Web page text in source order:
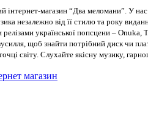
магазин “Два меломани”. У
незалежно від її стилю та року
релізами української попсцени –
щоб знайти потрібний диск чи
світу. Слухайте якісну музику,